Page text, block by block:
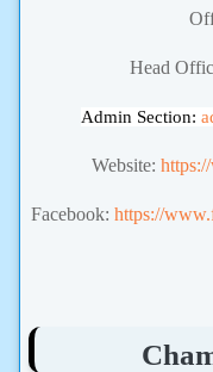
Head
Admin Section:
Website:
Facebook: https://